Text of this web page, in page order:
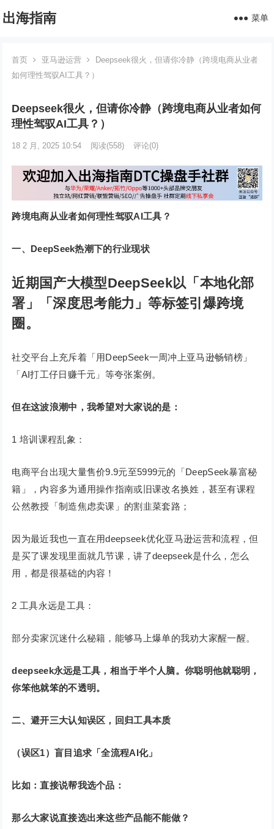
出海指南 菜单
首页 亚马逊运营
Deepseek很火，但请你冷静（跨境电商从业者
如何理性驾驭AI工具？）
Deepseek很火，但请你冷静（跨境电商从业者如何
理性驾驭AI工具？）
18 2 月, 2025 10:54 阅读(558) 评论(0)
跨境电商从业者如何理性驾驭AI工具？
一、DeepSeek热潮下的行业现状
近期国产大模型DeepSeek以「本地化部
署」「深度思考能力」等标签引爆跨境
圈。
社交平台上充斥着「用DeepSeek一周冲上亚马逊畅销榜」
「AI打工仔日赚千元」等夸张案例。
但在这波浪潮中，我希望对大家说的是：
1 培训课程乱象：
电商平台出现大量售价9.9元至5999元的「DeepSeek暴富秘
籍」，内容多为通用操作指南或旧课改名换姓，甚至有课程
公然教授「制造焦虑卖课」的割韭菜套路；
因为最近我也一直在用deepseek优化亚马逊运营和流程，但
是买了课发现里面就几节课，讲了deepseek是什么，怎么
用，都是很基础的内容！
2 工具永远是工具：
部分卖家沉迷什么秘籍，能够马上爆单的我劝大家醒一醒。
deepseek永远是工具，相当于半个人脑。你聪明他就聪明，
你笨他就笨的不透明。
二、避开三大认知误区，回归工具本质
（误区1）盲目追求「全流程AI化」
比如：直接说帮我选个品：
那么大家说直接选出来这些产品能不能做？